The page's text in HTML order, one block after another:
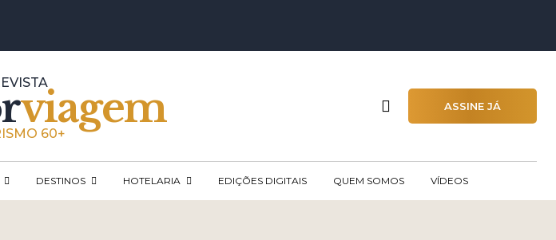
viagem
60+
ASSINE JÁ
DESTINOS HOTELARIA EDIÇÕES DIGITAIS QUEM SOMOS VÍDEOS